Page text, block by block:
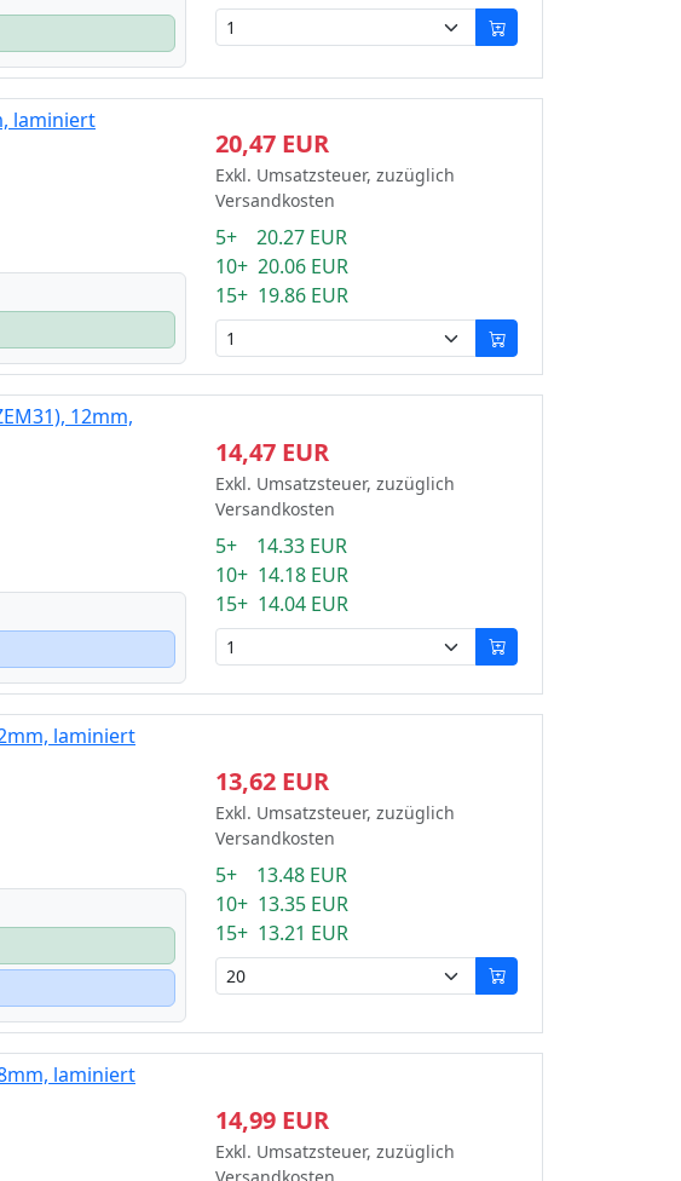
laminiert
20,47 EUR
Exkl. Umsatzsteuer, zuzüglich
Versandkosten
5+ 20.27 EUR
10+ 20.06 EUR
15+ 19.86 EUR
12mm,
14,47 EUR
Exkl. Umsatzsteuer, zuzüglich
Versandkosten
5+ 14.33 EUR
10+ 14.18 EUR
15+ 14.04 EUR
laminiert
13,62 EUR
Exkl. Umsatzsteuer, zuzüglich
Versandkosten
5+ 13.48 EUR
10+ 13.35 EUR
15+ 13.21 EUR
laminiert
14,99 EUR
Exkl. Umsatzsteuer, zuzüglich
Versandkosten